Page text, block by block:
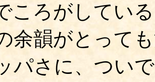
ころがしてい
余韻がとって
パさに、つい